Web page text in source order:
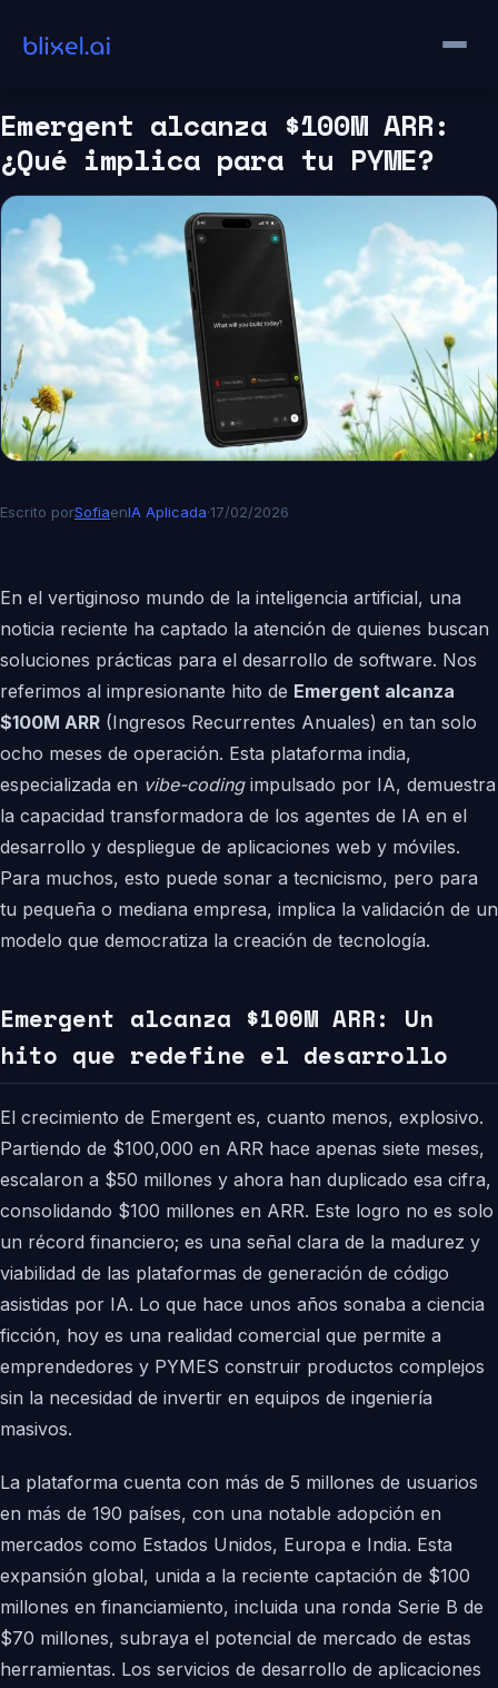
contenido
Emergent alcanza $100M ARR:
¿Qué implica para tu PYME?
Escrito porSofiaenIA Aplicada·17/02/2026
En el vertiginoso mundo de la inteligencia artificial, una
noticia reciente ha captado la atención de quienes buscan
soluciones prácticas para el desarrollo de software. Nos
referimos al impresionante hito de Emergent alcanza
$100M ARR (Ingresos Recurrentes Anuales) en tan solo
ocho meses de operación. Esta plataforma india,
especializada en vibe-codingimpulsado por IA, demuestra
la capacidad transformadora de los agentes de IA en el
desarrollo y despliegue de aplicaciones web y móviles.
Para muchos, esto puede sonar a tecnicismo, pero para
tu pequeña o mediana empresa, implica la validación de un
modelo que democratiza la creación de tecnología.
Emergent alcanza $100M ARR: Un
hito que redefine el desarrollo
El crecimiento de Emergent es, cuanto menos, explosivo.
Partiendo de $100,000 en ARR hace apenas siete meses,
escalaron a $50 millones y ahora han duplicado esa cifra,
consolidando $100 millones en ARR. Este logro no es solo
un récord financiero; es una señal clara de la madurez y
viabilidad de las plataformas de generación de código
asistidas por IA. Lo que hace unos años sonaba a ciencia
ficción, hoy es una realidad comercial que permite a
emprendedores y PYMES construir productos complejos
sin la necesidad de invertir en equipos de ingeniería
masivos.
La plataforma cuenta con más de 5 millones de usuarios
en más de 190 países, con una notable adopción en
mercados como Estados Unidos, Europa e India. Esta
expansión global, unida a la reciente captación de $100
millones en financiamiento, incluida una ronda Serie B de
$70 millones, subraya el potencial de mercado de estas
herramientas. Los servicios de desarrollo de aplicaciones